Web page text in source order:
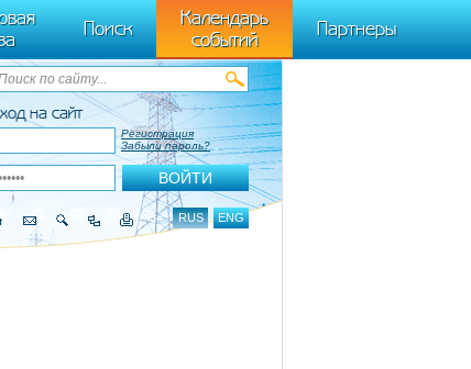
(window,
Поиск
Календарь
событий
Партнеры
на сайт
Регистрация
Забыли пароль?
RUS ENG